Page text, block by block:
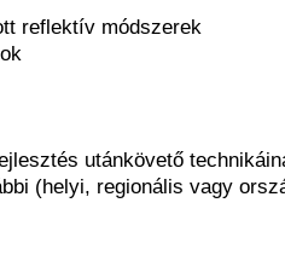
reflektív módszerek
utánkövető
(helyi, regionális vagy